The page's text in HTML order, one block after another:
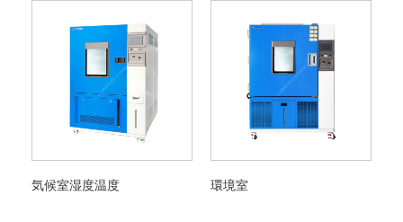
気候室湿度温度 環境室